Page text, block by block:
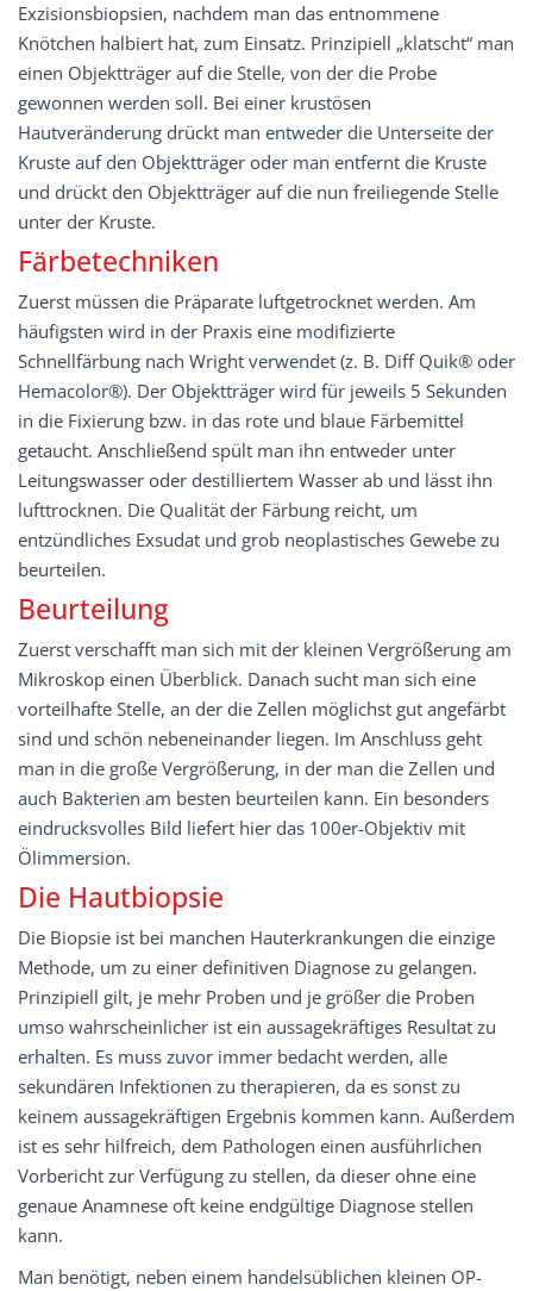
Exzisionsbiopsien, nachdem man das entnommene
Knötchen halbiert hat, zum Einsatz. Prinzipiell „klatscht“ man
einen Objektträger auf die Stelle, von der die Probe
gewonnen werden soll. Bei einer krustösen
Hautveränderung drückt man entweder die Unterseite der
Kruste auf den Objektträger oder man entfernt die Kruste
und drückt den Objektträger auf die nun freiliegende Stelle
unter der Kruste.
Färbetechniken
Zuerst müssen die Präparate luftgetrocknet werden. Am
häufigsten wird in der Praxis eine modifizierte
Schnellfärbung nach Wright verwendet (z. B. Diff Quik® oder
Hemacolor®). Der Objektträger wird für jeweils 5 Sekunden
in die Fixierung bzw. in das rote und blaue Färbemittel
getaucht. Anschließend spült man ihn entweder unter
Leitungswasser oder destilliertem Wasser ab und lässt ihn
lufttrocknen. Die Qualität der Färbung reicht, um
entzündliches Exsudat und grob neoplastisches Gewebe zu
beurteilen.
Beurteilung
Zuerst verschafft man sich mit der kleinen Vergrößerung am
Mikroskop einen Überblick. Danach sucht man sich eine
vorteilhafte Stelle, an der die Zellen möglichst gut angefärbt
sind und schön nebeneinander liegen. Im Anschluss geht
man in die große Vergrößerung, in der man die Zellen und
auch Bakterien am besten beurteilen kann. Ein besonders
eindrucksvolles Bild liefert hier das 100er-Objektiv mit
Ölimmersion.
Die Hautbiopsie
Die Biopsie ist bei manchen Hauterkrankungen die einzige
Methode, um zu einer definitiven Diagnose zu gelangen.
Prinzipiell gilt, je mehr Proben und je größer die Proben
umso wahrscheinlicher ist ein aussagekräftiges Resultat zu
erhalten. Es muss zuvor immer bedacht werden, alle
sekundären Infektionen zu therapieren, da es sonst zu
keinem aussagekräftigen Ergebnis kommen kann. Außerdem
ist es sehr hilfreich, dem Pathologen einen ausführlichen
Vorbericht zur Verfügung zu stellen, da dieser ohne eine
genaue Anamnese oft keine endgültige Diagnose stellen
kann.
Man benötigt, neben einem handelsüblichen kleinen OP-